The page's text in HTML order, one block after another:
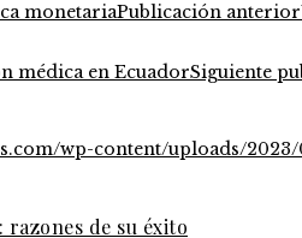
Publicación anterior
Siguiente
de su éxito